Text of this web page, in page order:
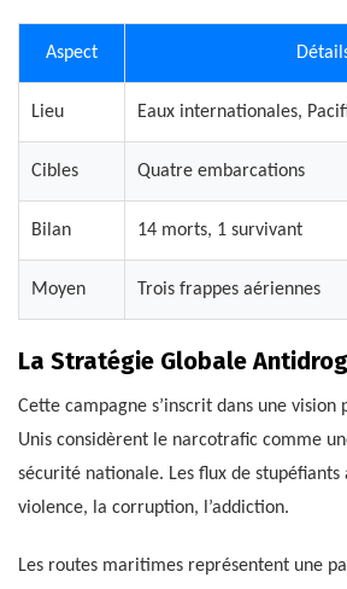
Aspect
Lieu Eaux internationales,
Cibles Quatre embarcations
Bilan 14 morts, 1 survivant
Moyen Trois frappes aériennes
La Stratégie Globale
Cette campagne s’inscrit dans une vision
Unis considèrent le narcotrafic comme
sécurité nationale. Les flux de
violence, la corruption, l’addiction.
Les routes maritimes représentent une